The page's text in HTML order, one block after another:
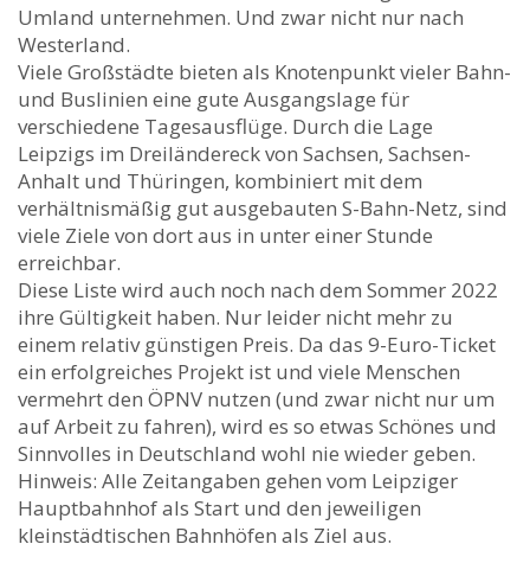
Umland unternehmen. Und zwar nicht nur nach
Westerland.
Viele Großstädte bieten als Knotenpunkt vieler Bahn-
und Buslinien eine gute Ausgangslage für
verschiedene Tagesausflüge. Durch die Lage
Leipzigs im Dreiländereck von Sachsen, Sachsen-
Anhalt und Thüringen, kombiniert mit dem
verhältnismäßig gut ausgebauten S-Bahn-Netz, sind
viele Ziele von dort aus in unter einer Stunde
erreichbar.
Diese Liste wird auch noch nach dem Sommer 2022
ihre Gültigkeit haben. Nur leider nicht mehr zu
einem relativ günstigen Preis. Da das 9-Euro-Ticket
ein erfolgreiches Projekt ist und viele Menschen
vermehrt den ÖPNV nutzen (und zwar nicht nur um
auf Arbeit zu fahren), wird es so etwas Schönes und
Sinnvolles in Deutschland wohl nie wieder geben.
Hinweis: Alle Zeitangaben gehen vom Leipziger
Hauptbahnhof als Start und den jeweiligen
kleinstädtischen Bahnhöfen als Ziel aus.